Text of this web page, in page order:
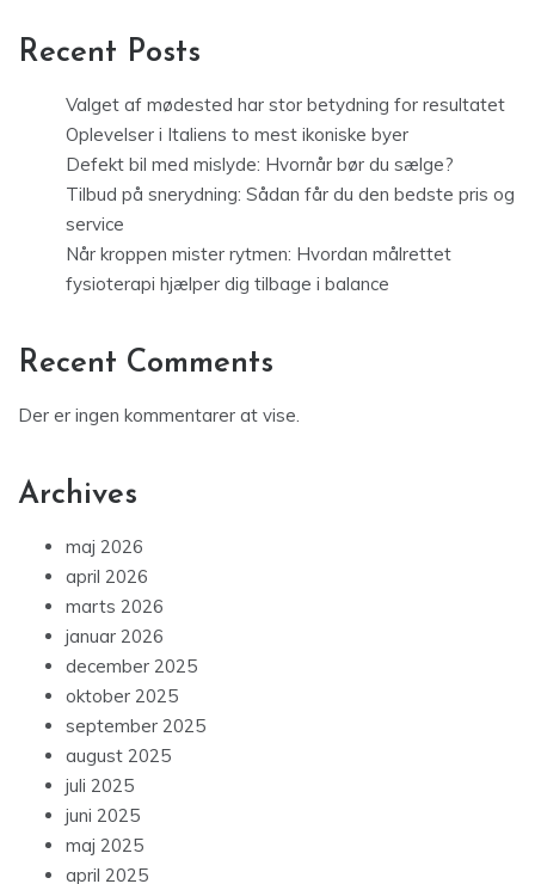
Recent Posts
Valget af mødested har stor betydning for resultatet
Oplevelser i Italiens to mest ikoniske byer
Defekt bil med mislyde: Hvornår bør du sælge?
Tilbud på snerydning: Sådan får du den bedste pris og
service
Når kroppen mister rytmen: Hvordan målrettet
fysioterapi hjælper dig tilbage i balance
Recent Comments
Der er ingen kommentarer at vise.
Archives
maj 2026
april 2026
marts 2026
januar 2026
december 2025
oktober 2025
september 2025
august 2025
juli 2025
juni 2025
maj 2025
april 2025